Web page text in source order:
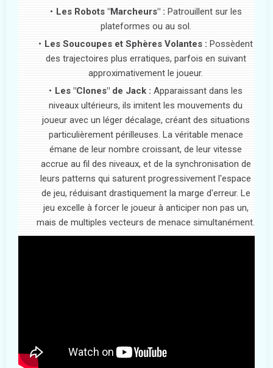
Les Robots "Marcheurs" : Patrouillent sur les
plateformes ou au sol.
Les Soucoupes et Sphères Volantes : Possèdent
des trajectoires plus erratiques, parfois en suivant
approximativement le joueur.
Les "Clones" de Jack : Apparaissant dans les
niveaux ultérieurs, ils imitent les mouvements du
joueur avec un léger décalage, créant des situations
particulièrement périlleuses. La véritable menace
émane de leur nombre croissant, de leur vitesse
accrue au fil des niveaux, et de la synchronisation de
leurs patterns qui saturent progressivement l'espace
de jeu, réduisant drastiquement la marge d'erreur. Le
jeu excelle à forcer le joueur à anticiper non pas un,
mais de multiples vecteurs de menace simultanément.